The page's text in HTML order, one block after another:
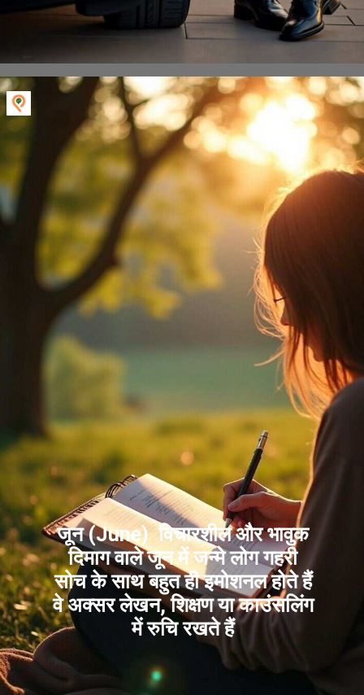
जून (June) विचारशील और भावुक
दिमाग वाले जून में जन्मे लोग गहरी
सोच के साथ बहुत ही इमोशनल होते हैं
वे अक्सर लेखन, शिक्षण या काउंसलिंग
में रुचि रखते हैं